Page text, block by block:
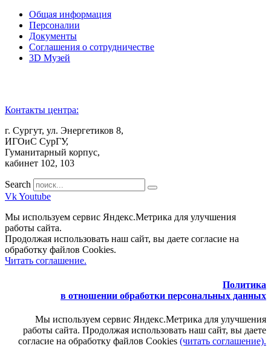
Общая информация
Персоналии
Документы
Соглашения о сотрудничестве
3D Музей
Контакты центра:
г. Сургут, ул. Энергетиков 8,
ИГОиС СурГУ,
Гуманитарный корпус,
кабинет 102, 103
Search
VkYoutube
Мы используем сервис Яндекс.Метрика для улучшения
работы сайта.
Продолжая использовать наш сайт, вы даете согласие на
обработку файлов Cookies.
Читать соглашение.
Политика
в отношении обработки персональных данных
Мы используем сервис Яндекс.Метрика для улучшения
работы сайта. Продолжая использовать наш сайт, вы даете
согласие на обработку файлов Cookies (читать соглашение).